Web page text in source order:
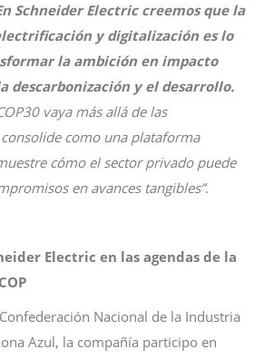
Schneider Electric creemos que la
y digitalización es lo
la ambición en impacto
descarbonización y el desarrollo.
vaya más allá de las
como una plataforma
cómo el sector privado puede
en avances tangibles”.
Electric en las agendas de la
Nacional de la Industria
Azul, la compañía participo en